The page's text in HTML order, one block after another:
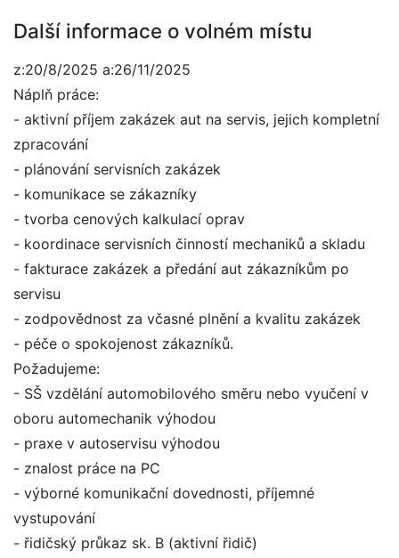
Další informace o volném místu
z:20/8/2025 a:26/11/2025
Náplň práce:
- aktivní příjem zakázek aut na servis, jejich kompletní
zpracování
- plánování servisních zakázek
- komunikace se zákazníky
- tvorba cenových kalkulací oprav
- koordinace servisních činností mechaniků a skladu
- fakturace zakázek a předání aut zákazníkům po
servisu
- zodpovědnost za včasné plnění a kvalitu zakázek
- péče o spokojenost zákazníků.
Požadujeme:
- SŠ vzdělání automobilového směru nebo vyučení v
oboru automechanik výhodou
- praxe v autoservisu výhodou
- znalost práce na PC
- výborné komunikační dovednosti, příjemné
vystupování
- řidičský průkaz sk. B (aktivní řidič)